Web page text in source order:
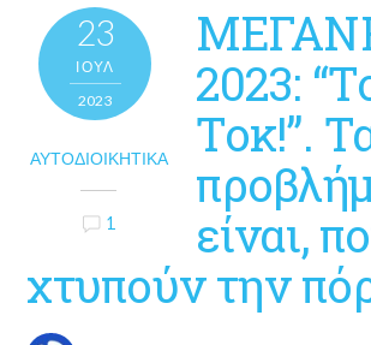
23
ΙΟΎΛ
2023
ΑΥΤΟΔΙΟΙΚΗΤΙΚΆ
1
2023:
Tοκ!”.
είναι,
χτυπούν την